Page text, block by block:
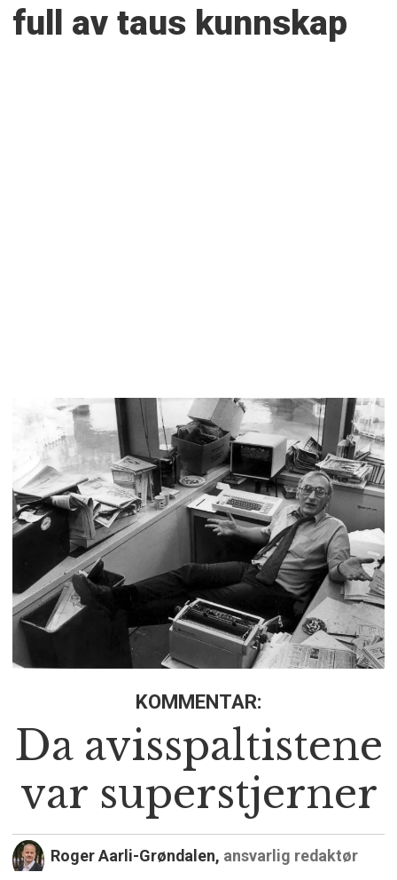
full av taus kunnskap
KOMMENTAR:
Da avisspaltistene
var superstjerner
Roger Aarli-Grøndalen, ansvarlig redaktør